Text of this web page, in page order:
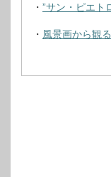
・ ”サン・ピエト
・ 風景画から観